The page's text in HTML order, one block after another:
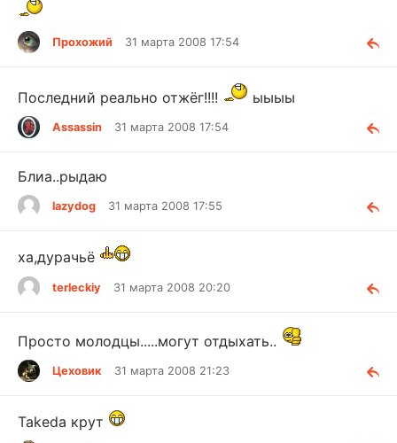
Прохожий 31 марта 2008 17:54
Последний реально отжёг!!!! ыыыы
Assassin 31 марта 2008 17:54
Блиа..рыдаю
lazydog 31 марта 2008 17:55
ха,дурачьё
terleckiy 31 марта 2008 20:20
Просто молодцы.....могут отдыхать..
Цеховик 31 марта 2008 21:23
Takeda крут